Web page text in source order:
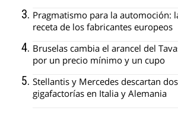
Pragmatismo para la automoción:
receta de los fabricantes europeos
Bruselas cambia el arancel del
por un precio mínimo y un cupo
Stellantis y Mercedes descartan dos
gigafactorías en Italia y Alemania